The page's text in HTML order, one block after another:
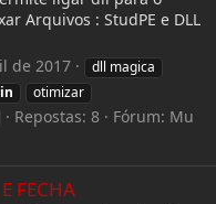
Arquivos : StudPE e DLL
de 2017
dll magica
otimizar
Repostas: 8 Fórum: Mu
FECHA